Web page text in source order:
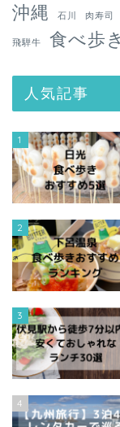
沖縄 石川 肉寿司
飛騨牛 食べ歩き
人気記事
1
2
3
4